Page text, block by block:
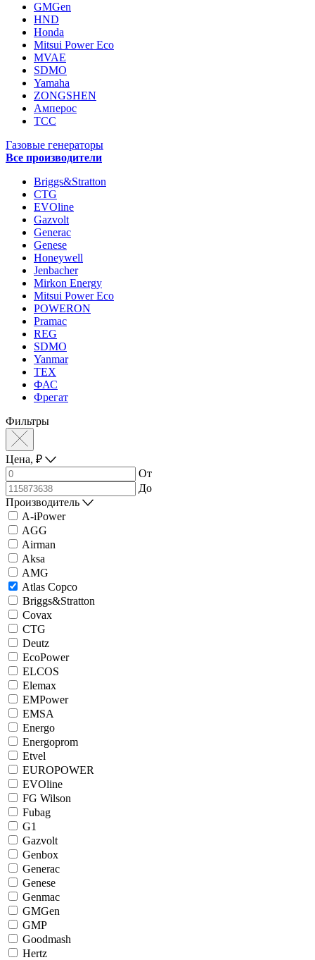
GMGen
HND
Honda
Mitsui Power Eco
MVAE
SDMO
Yamaha
ZONGSHEN
Амперос
ТСС
Газовые генераторы
Все производители
Briggs&Stratton
CTG
EVOline
Gazvolt
Generac
Genese
Honeywell
Jenbacher
Mirkon Energy
Mitsui Power Eco
POWERON
Pramac
REG
SDMO
Yanmar
ТЕХ
ФАС
Фрегат
Фильтры
Цена, ₽
От
До
Производитель
A-iPower
AGG
Airman
Aksa
AMG
Atlas Copco
Briggs&Stratton
Covax
CTG
Deutz
EcoPower
ELCOS
Elemax
EMPower
EMSA
Energo
Energoprom
Etvel
EUROPOWER
EVOline
FG Wilson
Fubag
G1
Gazvolt
Genbox
Generac
Genese
Genmac
GMGen
GMP
Goodmash
Hertz